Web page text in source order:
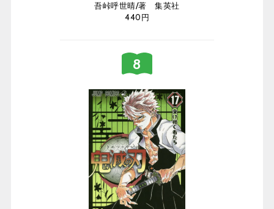
吾峠呼世晴/著 集英社
440円